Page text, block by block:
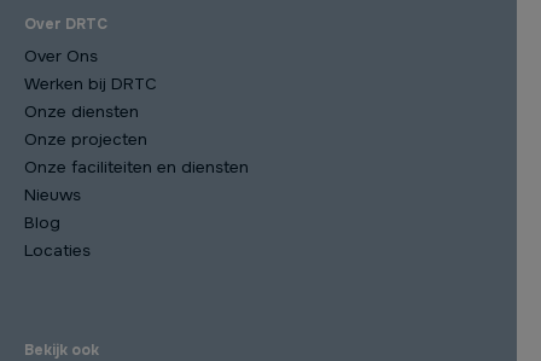
Over DRTC
Over Ons
Werken bij DRTC
Onze diensten
Onze projecten
Onze faciliteiten en diensten
Nieuws
Blog
Locaties
Bekijk ook